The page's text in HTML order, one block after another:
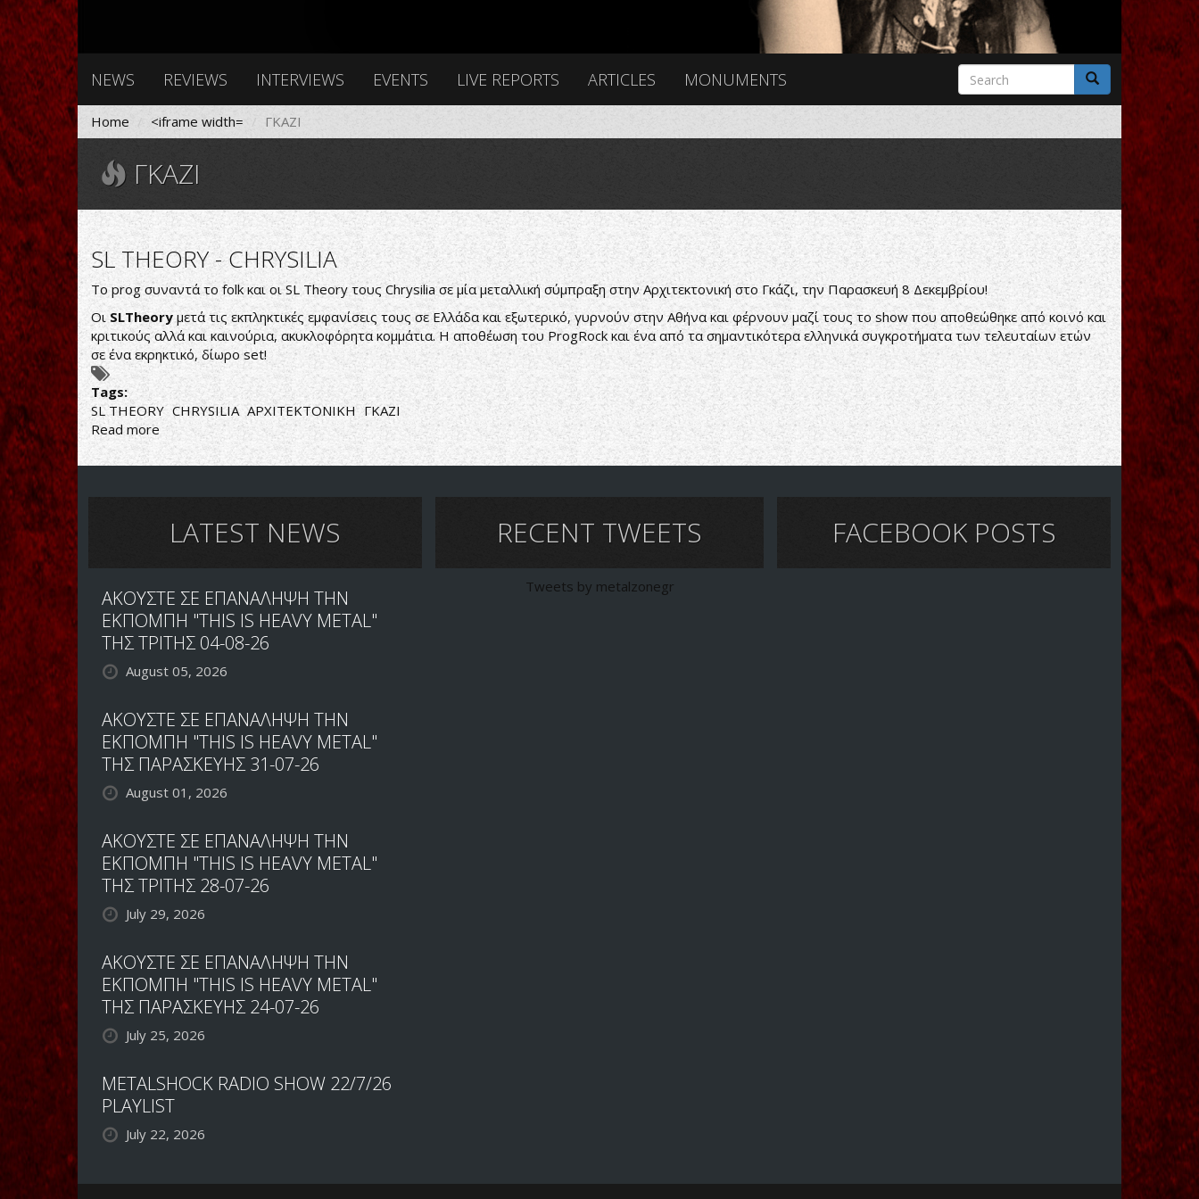
NEWS REVIEWS INTERVIEWS EVENTS LIVE REPORTS ARTICLES MONUMENTS
Search
form
Search
Home <iframe width= ΓΚΑΖΙ
ΓΚΑΖΙ
SL THEORY - CHRYSILIA
Το prog συναντά το folk και οι SL Theory τους Chrysilia σε μία μεταλλική σύμπραξη στην Αρχιτεκτονική στο Γκάζι, την Παρασκευή 8 Δεκεμβρίου!
Οι SLTheoryμετά τις εκπληκτικές εμφανίσεις τους σε Ελλάδα και εξωτερικό, γυρνούν στην Αθήνα και φέρνουν μαζί τους το show που αποθεώθηκε από κοινό και
κριτικούς αλλά και καινούρια, ακυκλοφόρητα κομμάτια. Η αποθέωση του ProgRock και ένα από τα σημαντικότερα ελληνικά συγκροτήματα των τελευταίων ετών
σε ένα εκρηκτικό, δίωρο set!
Tags:
SL THEORY CHRYSILIA ΑΡΧΙΤΕΚΤΟΝΙΚΗ ΓΚΑΖΙ
Read more about
SL
THEORY
LATEST NEWS
ΑΚΟΥΣΤΕ ΣΕ ΕΠΑΝΑΛΗΨΗ ΤΗΝ
ΕΚΠΟΜΠΗ "THIS IS HEAVY METAL"
ΤΗΣ ΤΡΙΤΗΣ 04-08-26
August 05, 2026
ΑΚΟΥΣΤΕ ΣΕ ΕΠΑΝΑΛΗΨΗ ΤΗΝ
ΕΚΠΟΜΠΗ "THIS IS HEAVY METAL"
ΤΗΣ ΠΑΡΑΣΚΕΥΗΣ 31-07-26
August 01, 2026
ΑΚΟΥΣΤΕ ΣΕ ΕΠΑΝΑΛΗΨΗ ΤΗΝ
ΕΚΠΟΜΠΗ "THIS IS HEAVY METAL"
ΤΗΣ ΤΡΙΤΗΣ 28-07-26
July 29, 2026
ΑΚΟΥΣΤΕ ΣΕ ΕΠΑΝΑΛΗΨΗ ΤΗΝ
ΕΚΠΟΜΠΗ "THIS IS HEAVY METAL"
ΤΗΣ ΠΑΡΑΣΚΕΥΗΣ 24-07-26
July 25, 2026
METALSHOCK RADIO SHOW 22/7/26
PLAYLIST
July 22, 2026
RECENT TWEETS
Tweets by metalzonegr
FACEBOOK POSTS